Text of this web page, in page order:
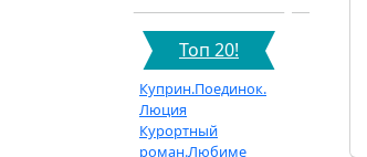
Топ 20!
Куприн.Поединок.
Люция
Курортный
роман.Любиме